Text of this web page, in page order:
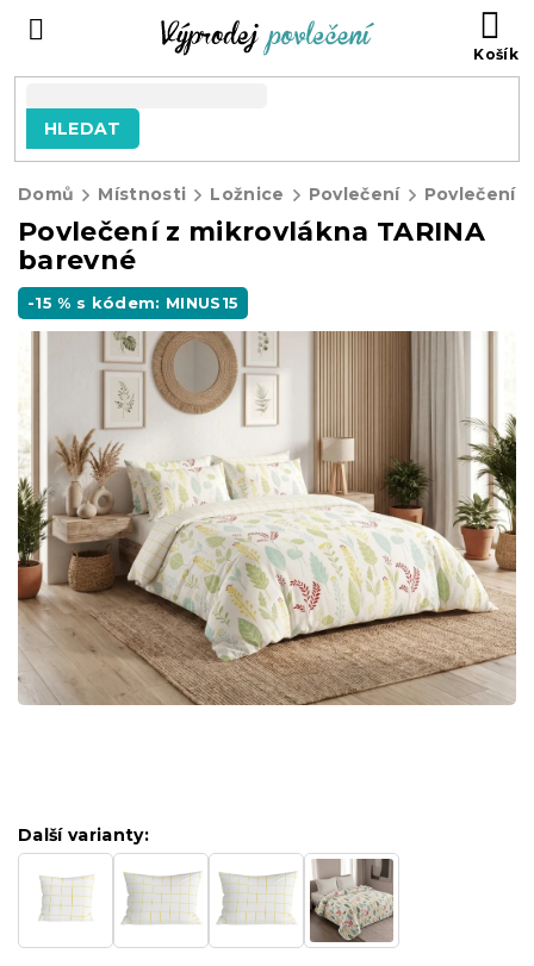
HLEDAT
Domů Místnosti Ložnice Povlečení Povlečení
Povlečení z mikrovlákna TARINA
barevné
-15 % s kódem: MINUS15
Další varianty: